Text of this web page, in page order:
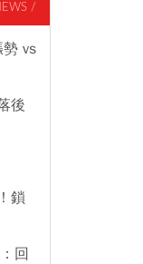
/
vs
後
鎖
回